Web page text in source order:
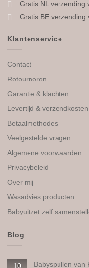
Gratis NL verzending
Gratis BE verzending
Klantenservice
Contact
Retourneren
Garantie & klachten
Levertijd & verzendkosten
Betaalmethodes
Veelgestelde vragen
Algemene voorwaarden
Privacybeleid
Over mij
Wasadvies producten
Babyuitzet zelf
Blog
10 Babyspullen van